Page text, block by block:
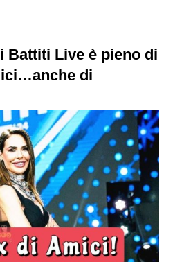
Battiti Live è pieno di
di